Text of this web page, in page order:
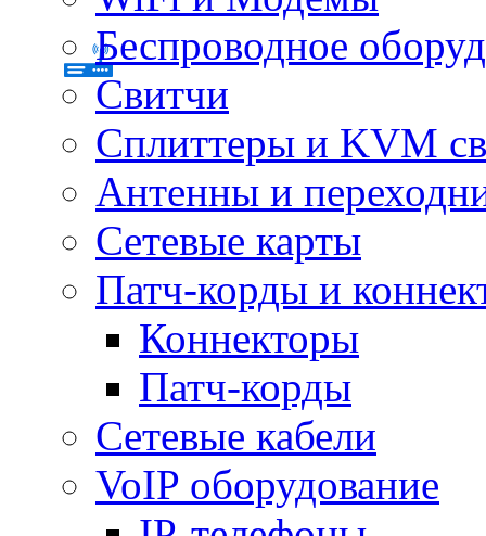
Беспроводное
Свитчи
Сплиттеры и KVM
Антенны и
Сетевые карты
Патч-корды и
Коннекторы
Патч-корды
Сетевые кабели
VoIP оборудование